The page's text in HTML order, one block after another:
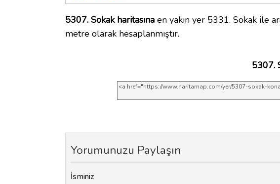
5307. Sokak haritasına en yakın yer 5331. Sokak ile
metre olarak hesaplanmıştır.
5307.
Yorumunuzu Paylaşın
İsminiz